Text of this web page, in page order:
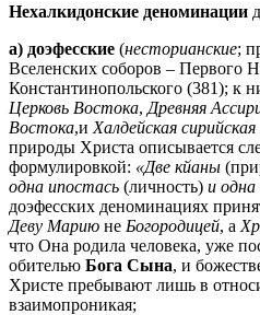
Нехалкидонские деноминации
а) доэфесские (несторианские;
Вселенских соборов – Первого
Константинопольского (381); к
Церковь Востока, Древняя
Востока,и Халдейская
природы Христа описывается
формулировкой: «Две кйаны
одна ипостась (личность) и одна
доэфесских деноминациях
Деву Марию не Богородицей, а
что Она родила человека, уже
обителью Бога Сына, и
Христе пребывают лишь в
взаимопроникая;